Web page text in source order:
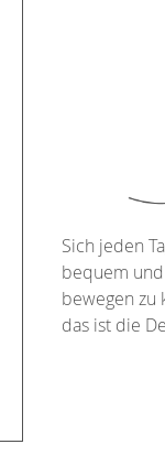
Sich jeden
bequem
bewegen zu
das ist die